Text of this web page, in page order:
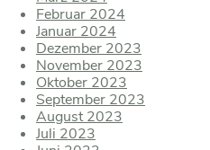
Februar 2024
Januar 2024
Dezember 2023
November 2023
Oktober 2023
September 2023
August 2023
Juli 2023